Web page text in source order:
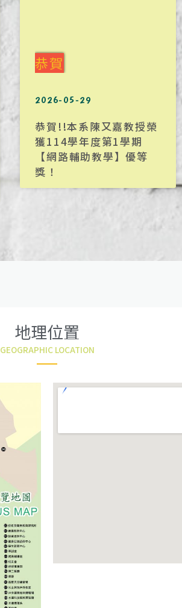
恭賀
2026-05-29
恭賀!!本系陳又嘉教授榮
獲114學年度第1學期
【網路輔助教學】優等
獎！
地理位置
GEOGRAPHIC LOCATION